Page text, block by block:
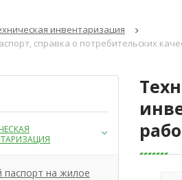
инвентаризация
справка о потребительских
паспорт на жилое